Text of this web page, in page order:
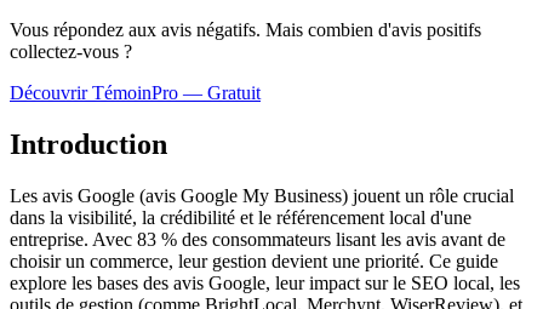
Vous répondez aux avis négatifs. Mais combien d'avis positifs
collectez-vous ?
Découvrir TémoinPro — Gratuit
Introduction
Les avis Google (avis Google My Business) jouent un rôle crucial
dans la visibilité, la crédibilité et le référencement local d'une
entreprise. Avec 83 % des consommateurs lisant les avis avant de
choisir un commerce, leur gestion devient une priorité. Ce guide
explore les bases des avis Google, leur impact sur le SEO local, les
outils de gestion (comme BrightLocal, Merchynt, WiserReview), et